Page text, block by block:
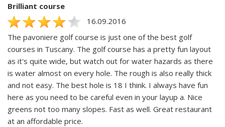
Brilliant course
16.09.2016
The pavoniere golf course is just one of the best golf
courses in Tuscany. The golf course has a pretty fun layout
as it's quite wide, but watch out for water hazards as there
is water almost on every hole. The rough is also really thick
and not easy. The best hole is 18 I think. I always have fun
here as you need to be careful even in your layup a. Nice
greens not too many slopes. Fast as well. Great restaurant
at an affordable price.